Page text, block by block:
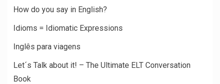
How do you say in English?
Idioms = Idiomatic Expressions
Inglês para viagens
Let´s Talk about it! – The Ultimate ELT Conversation
Book